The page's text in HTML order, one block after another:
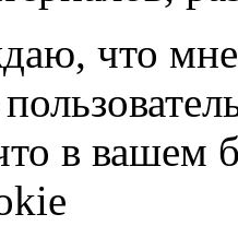
что
в вашем